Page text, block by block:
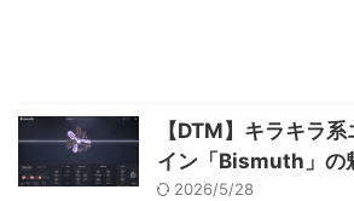
【DTM】キラキラ
イン「Bismuth」の
2026/5/28